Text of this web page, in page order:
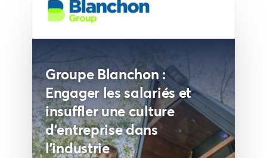
Groupe Blanchon :
Engager les salariés et
insuffler une culture
d'entreprise dans
l'industrie